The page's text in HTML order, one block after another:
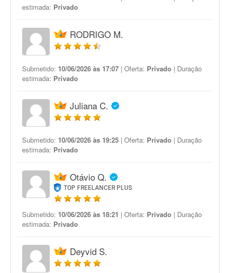
estimada: Privado
RODRIGO M.
Submetido: 10/06/2026 às 17:07 | Oferta: Privado | Duração
estimada: Privado
Juliana C.
Submetido: 10/06/2026 às 19:25 | Oferta: Privado | Duração
estimada: Privado
Otávio Q.
TOP FREELANCER PLUS
Submetido: 10/06/2026 às 18:21 | Oferta: Privado | Duração
estimada: Privado
Deyvid S.